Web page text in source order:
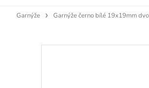
Garnýže Garnýže černo bílé 19x19mm